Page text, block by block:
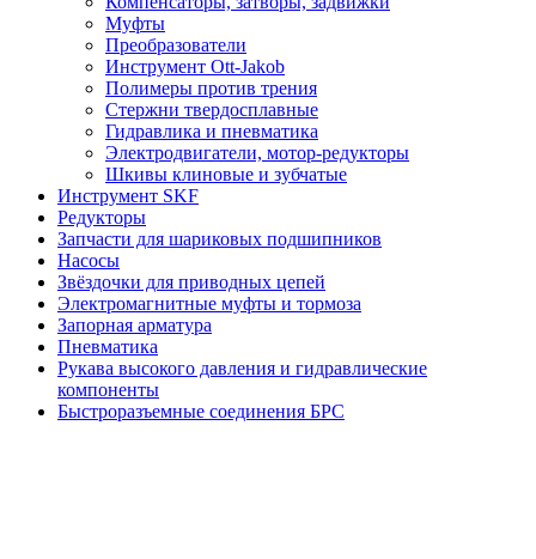
Муфты
Преобразователи
Инструмент Ott-Jakob
Полимеры против трения
Стержни твердосплавные
Гидравлика и пневматика
Электродвигатели, мотор-редукторы
Шкивы клиновые и зубчатые
Инструмент SKF
Редукторы
Запчасти для шариковых подшипников
Насосы
Звёздочки для приводных цепей
Электромагнитные муфты и тормоза
Запорная арматура
Пневматика
Рукава высокого давления и гидравлические
компоненты
Быстроразъемные соединения БРС